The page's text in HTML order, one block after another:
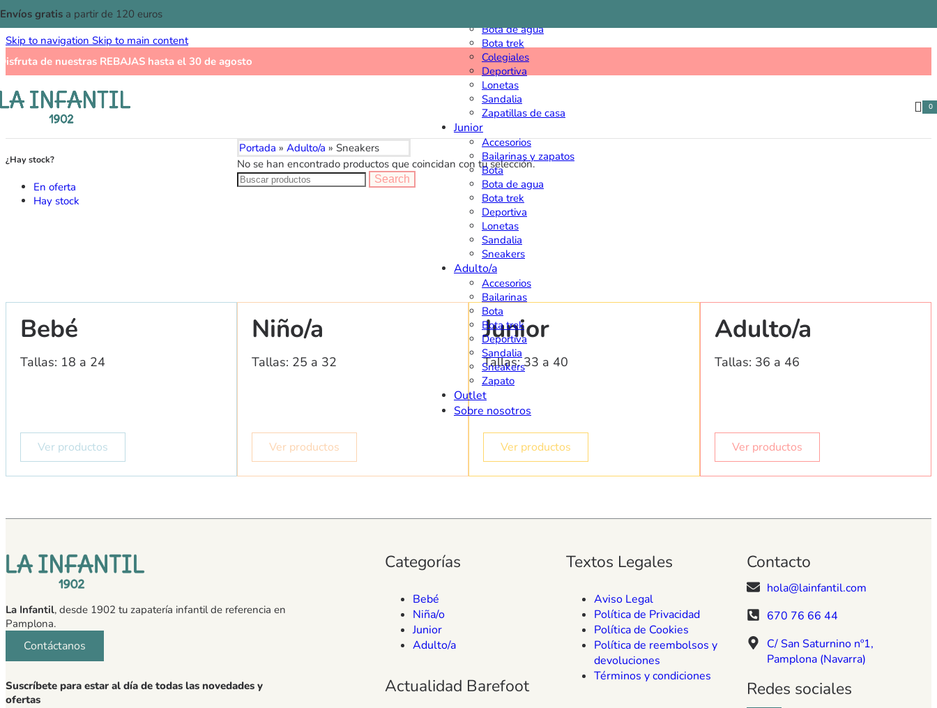
Skip to navigation Skip to main content
Envíos gratis a partir de 120 euros
de nuestras REBAJAS hasta el 30 de agosto
Bota de agua
Bota trek
Colegiales
Deportiva
Lonetas
Sandalia
Zapatillas de casa
Junior
Accesorios
Bailarinas y zapatos
Bota
Bota de agua
Bota trek
Deportiva
Lonetas
Sandalia
Sneakers
Adulto/a
Accesorios
Bailarinas
Bota
Bota trek
Deportiva
Sandalia
Sneakers
Zapato
Outlet
Sobre nosotros
0
¿Hay stock?
En oferta
Hay stock
Portada » Adulto/a » Sneakers
No se han encontrado productos que coincidan con tu selección.
Search
Bebé
Tallas: 18 a 24
Ver productos
Niño/a
Tallas: 25 a 32
Ver productos
Junior
Tallas: 33 a 40
Ver productos
Adulto/a
Tallas: 36 a 46
Ver productos
La Infantil, desde 1902 tu zapatería infantil de referencia en
Pamplona.
Contáctanos
Suscríbete para estar al día de todas las novedades y
ofertas
Categorías
Bebé
Niña/o
Junior
Adulto/a
Actualidad Barefoot
Textos Legales
Aviso Legal
Política de Privacidad
Política de Cookies
Política de reembolsos y
devoluciones
Términos y condiciones
Contacto
hola@lainfantil.com
670 76 66 44
C/ San Saturnino nº1,
Pamplona (Navarra)
Redes sociales